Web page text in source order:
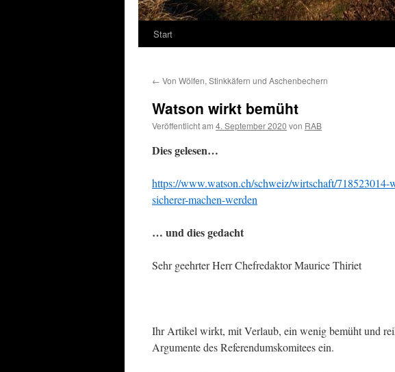
Start
← Von Wölfen, Stinkkäfern und Aschenbechern
Watson wirkt bemüht
Veröffentlicht am 4. September 2020 von RAB
Dies gelesen…
https://www.watson.ch/schweiz/wirtschaft/
sicherer-machen-werden
… und dies gedacht
Sehr geehrter Herr Chefredaktor Maurice Thiriet
Ihr Artikel wirkt, mit Verlaub, ein wenig bemüht und
Argumente des Referendumskomitees ein.